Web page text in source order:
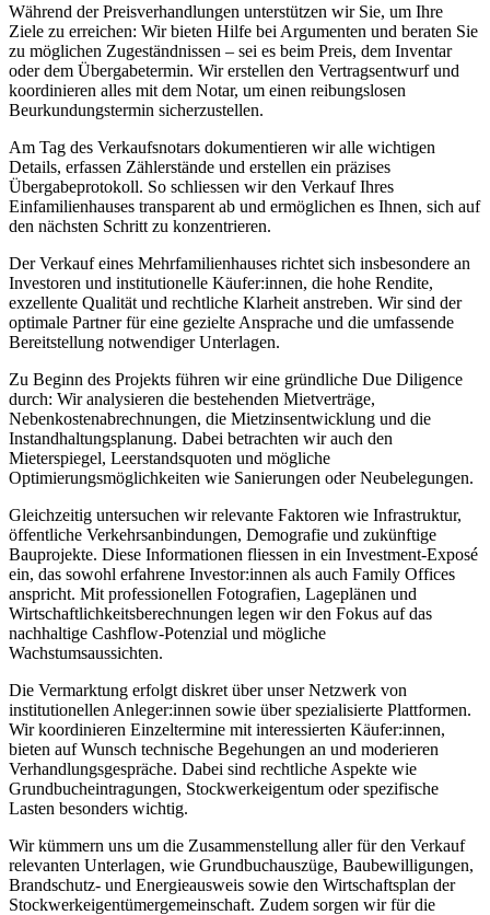
Während der Preisverhandlungen unterstützen wir Sie, um Ihre
Ziele zu erreichen: Wir bieten Hilfe bei Argumenten und beraten Sie
zu möglichen Zugeständnissen – sei es beim Preis, dem Inventar
oder dem Übergabetermin. Wir erstellen den Vertragsentwurf und
koordinieren alles mit dem Notar, um einen reibungslosen
Beurkundungstermin sicherzustellen.
Am Tag des Verkaufsnotars dokumentieren wir alle wichtigen
Details, erfassen Zählerstände und erstellen ein präzises
Übergabeprotokoll. So schliessen wir den Verkauf Ihres
Einfamilienhauses transparent ab und ermöglichen es Ihnen, sich auf
den nächsten Schritt zu konzentrieren.
Der Verkauf eines Mehrfamilienhauses richtet sich insbesondere an
Investoren und institutionelle Käufer:innen, die hohe Rendite,
exzellente Qualität und rechtliche Klarheit anstreben. Wir sind der
optimale Partner für eine gezielte Ansprache und die umfassende
Bereitstellung notwendiger Unterlagen.
Zu Beginn des Projekts führen wir eine gründliche Due Diligence
durch: Wir analysieren die bestehenden Mietverträge,
Nebenkostenabrechnungen, die Mietzinsentwicklung und die
Instandhaltungsplanung. Dabei betrachten wir auch den
Mieterspiegel, Leerstandsquoten und mögliche
Optimierungsmöglichkeiten wie Sanierungen oder Neubelegungen.
Gleichzeitig untersuchen wir relevante Faktoren wie Infrastruktur,
öffentliche Verkehrsanbindungen, Demografie und zukünftige
Bauprojekte. Diese Informationen fliessen in ein Investment-Exposé
ein, das sowohl erfahrene Investor:innen als auch Family Offices
anspricht. Mit professionellen Fotografien, Lageplänen und
Wirtschaftlichkeitsberechnungen legen wir den Fokus auf das
nachhaltige Cashflow-Potenzial und mögliche
Wachstumsaussichten.
Die Vermarktung erfolgt diskret über unser Netzwerk von
institutionellen Anleger:innen sowie über spezialisierte Plattformen.
Wir koordinieren Einzeltermine mit interessierten Käufer:innen,
bieten auf Wunsch technische Begehungen an und moderieren
Verhandlungsgespräche. Dabei sind rechtliche Aspekte wie
Grundbucheintragungen, Stockwerkeigentum oder spezifische
Lasten besonders wichtig.
Wir kümmern uns um die Zusammenstellung aller für den Verkauf
relevanten Unterlagen, wie Grundbuchauszüge, Baubewilligungen,
Brandschutz- und Energieausweis sowie den Wirtschaftsplan der
Stockwerkeigentümergemeinschaft. Zudem sorgen wir für die